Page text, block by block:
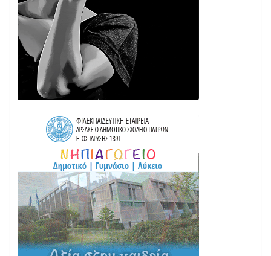
Διαβάστε την «Ναυπακτία» που κυκλοφορεί
24/07 • 11:31
ΕΚΤΑΚΤΟ – ΝΑΥΠΑΚΤΙΑ: ΣΥΝΑΓΕΡΜΟΣ ΣΤΗΝ
ΠΥΡΟΣΒΕΣΤΙΚΗ ΓΙΑ ΦΩΤΙΑ ΣΤΟΝ ΑΓΙΟ ΗΛΙΑ ΠΡΙΝ ΤΗ
ΓΡΑΝΙΤΣΑ
24/07 • 11:03
ΤΟ ΠΑΡΤΥ ΣΥΝΕΧΙΖΕΤΑΙ…
Στο σκοτάδι μεγάλο μέρος στο Λυγιά Ναυπάκτου
Σε τροχιά υλοποίησης η Παράκαμψη του Κέντρου
της Ναυπάκτου
04/08 • 12:08
Σε φουλ ρυθμούς το τμήμα Βόνιτσα – Άγιος Νικόλαος
| Αυτοψία Καββαδά
03/08 • 11:11